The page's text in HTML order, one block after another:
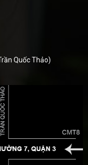
Quốc Thảo)